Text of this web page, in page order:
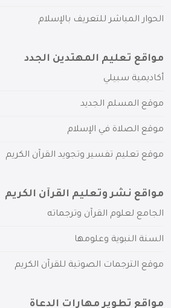
الحوار المباشر للتعريف بالإسلام
مواقع تعليم المهتدين الجدد
أكاديمية سبيلي
موقع المسلم الجديد
موقع الصلاة في الإسلام
موقع تعليم تفسير وتجويد القرآن الكريم
مواقع نشر وتعليم القرآن الكريم
الجامع لعلوم القرآن وترجماته
السنة النبوية وعلومها
موقع الترجمات الصوتية للقرآن الكريم
مواقع تطوير مهارات الدعاة